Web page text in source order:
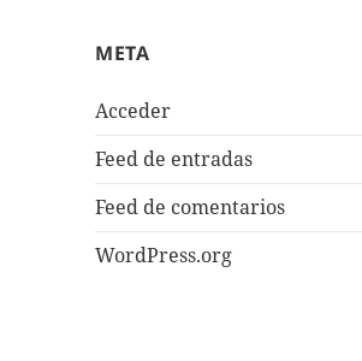
META
Acceder
Feed de entradas
Feed de comentarios
WordPress.org